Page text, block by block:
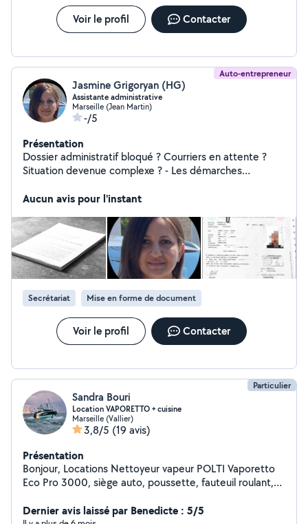
une solution à vos besoins.
Voir le profil Contacter
Auto-entrepreneur
Jasmine Grigoryan (HG)
Assistante administrative
Marseille (Jean Martin)
-/5
Présentation
Dossier administratif bloqué ? Courriers en attente ?
Situation devenue complexe ? - Les démarches
augmente Ce n'est pas un manque de volonté. C'est un
pour débloquer votre situation avec rigueur et efficacité
: Dossiers CAF / CPAM Démarches administratives
Courriers administratifs, recours, relances Formalités et
déclarations (impôts, organismes) Organisation et
structuration de vos documents Objectif : une situation
clarifiée, sécurisée et traitée efficacement. Marseille
Contactez-moi pour faire le point sur votre situation
Aucun avis pour l'instant
Secrétariat Mise en forme de document
Voir le profil Contacter
Particulier
Sandra Bouri
Location VAPORETTO + cuisine
Marseille (Vallier)
3,8/5 (19 avis)
Présentation
Bonjour, Locations Nettoyeur vapeur POLTI Vaporetto
Eco Pro 3000, siège auto, poussette, fauteuil roulant,
Prenant soin de ma Santé, je cuisine des GLACES
Dernier avis laissé par Benedicte : 5/5